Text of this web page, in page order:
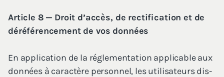
Article 8 — Droit d’accès, de rec­ti­fi­ca­tion et de
déré­fé­ren­ce­ment de vos données
En appli­ca­tion de la régle­men­ta­tion appli­cable aux
don­nées à carac­tère per­son­nel, les uti­li­sa­teurs dis­